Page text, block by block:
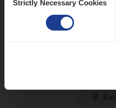
Selection
Strictly Necessary Cookies